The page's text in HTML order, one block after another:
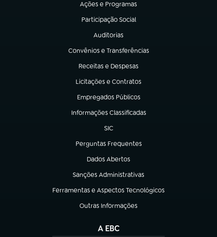
Ações e Programas
(abre em nova aba)
Participação Social
(abre em nova aba)
Auditorias
(abre em nova aba)
Convênios e Transferências
(abre em nova aba)
Receitas e Despesas
(abre em nova aba)
Licitações e Contratos
(abre em nova aba)
Empregados Públicos
(abre em nova aba)
Informações Classificadas
(abre em nova aba)
SIC
(abre em nova aba)
Perguntas Frequentes
(abre em nova aba)
Dados Abertos
(abre em nova aba)
Sanções Administrativas
(abre em nova aba)
Ferramentas e Aspectos Tecnológicos
(abre em nova aba)
Outras Informações
(abre em nova aba)
A EBC